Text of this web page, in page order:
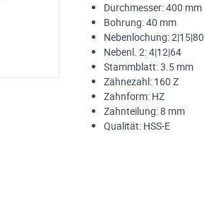
Durchmesser: 400 mm
Bohrung: 40 mm
Nebenlochung: 2|15|80
Nebenl. 2: 4|12|64
Stammblatt: 3.5 mm
Zähnezahl: 160 Z
Zahnform: HZ
Zahnteilung: 8 mm
Qualität: HSS-E